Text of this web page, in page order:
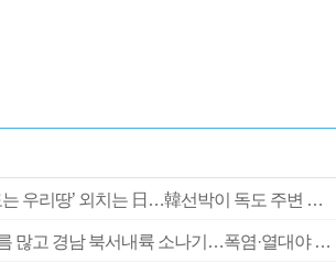
[속보] 여전히 ‘독도는 우리땅’ 외치는 日…韓선박이 독도 주변 해양조사 활동하자 반발
부산 울산 경남 구름 많고 경남 북서내륙 소나기…폭염·열대야 계속